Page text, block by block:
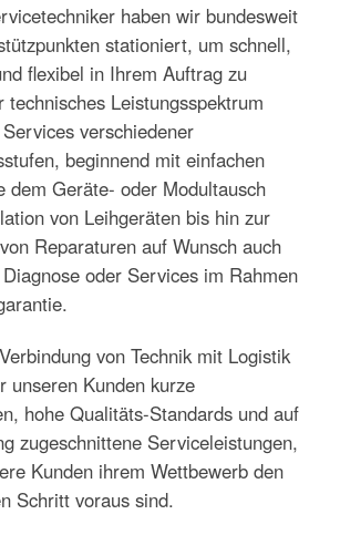
haben wir bundesweit
stationiert, um schnell,
flexibel in Ihrem Auftrag zu
technisches Leistungsspektrum
verschiedener
beginnend mit einfachen
dem Geräte- oder Modultausch
von Leihgeräten bis hin zur
Reparaturen auf Wunsch auch
oder Services im Rahmen
von Technik mit Logistik
unseren Kunden kurze
hohe Qualitäts-Standards und auf
zugeschnittene Serviceleistungen,
Kunden ihrem Wettbewerb den
Schritt voraus sind.